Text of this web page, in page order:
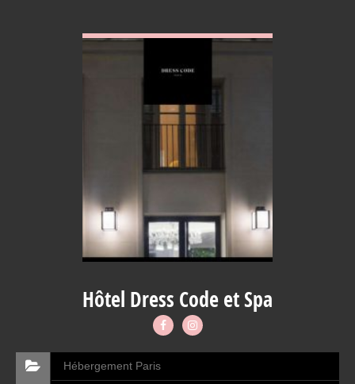
Hôtel Dress Code et Spa
Hébergement Paris